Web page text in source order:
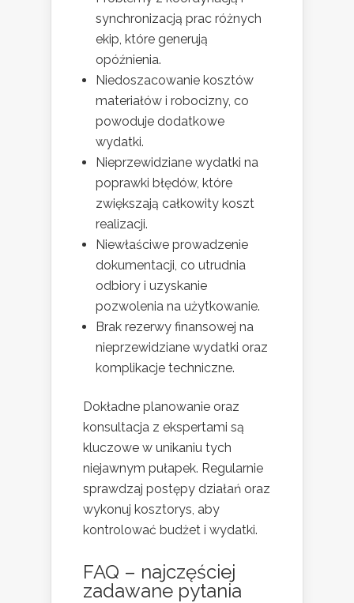
synchronizacją prac różnych
ekip, które generują
opóźnienia.
Niedoszacowanie kosztów
materiałów i robocizny, co
powoduje dodatkowe
wydatki.
Nieprzewidziane wydatki na
poprawki błędów, które
zwiększają całkowity koszt
realizacji.
Niewłaściwe prowadzenie
dokumentacji, co utrudnia
odbiory i uzyskanie
pozwolenia na użytkowanie.
Brak rezerwy finansowej na
nieprzewidziane wydatki oraz
komplikacje techniczne.
Dokładne planowanie oraz
konsultacja z ekspertami są
kluczowe w unikaniu tych
niejawnym pułapek. Regularnie
sprawdzaj postępy działań oraz
wykonuj kosztorys, aby
kontrolować budżet i wydatki.
FAQ – najczęściej
zadawane pytania